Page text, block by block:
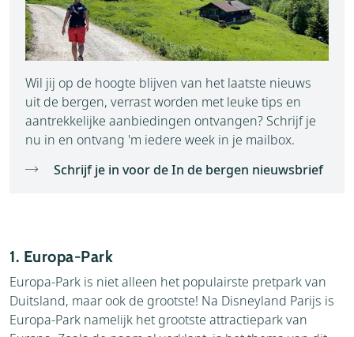
Wil jij op de hoogte blijven van het laatste nieuws
uit de bergen, verrast worden met leuke tips en
aantrekkelijke aanbiedingen ontvangen? Schrijf je
nu in en ontvang 'm iedere week in je mailbox.
Schrijf je in voor de In de bergen nieuwsbrief
1. Europa-Park
Europa-Park is niet alleen het populairste pretpark van
Duitsland, maar ook de grootste! Na Disneyland Parijs is
Europa-Park namelijk het grootste attractiepark van